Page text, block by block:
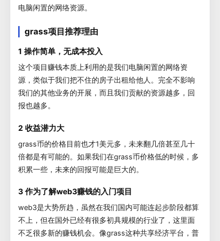
电脑闲置的网络资源。
grass项目推荐理由
1 操作简单，无成本投入
这个项目赚钱本质上利用的是我们电脑闲置的网络资
源，类似于我们把不住的房子出租给他人。完全不影响
我们的其他业务的开展，而且我们贡献的资源越多，回
报也越多。
2 收益潜力大
grass币的价格目前也才1美元多，未来翻几倍甚至几十
倍都是有可能的。如果我们在grass币价格低的时候，多
积累一些，未来的回报可能是巨大的。
3 作为了解web3赚钱的入门项目
web3是大势所趋，虽然在我们国内可能连起步阶段都算
不上，但在国外已经有很多初具规模的行业了，这里面
不乏很多新的赚钱机会。像grass这种共享经济平台，普